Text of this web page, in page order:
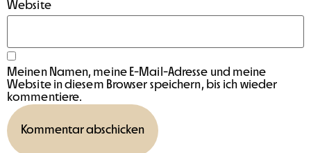
Website
Meinen Namen, meine E-Mail-Adresse und meine
Website in diesem Browser speichern, bis ich wieder
kommentiere.